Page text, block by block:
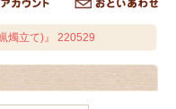
燭立て)』 220529